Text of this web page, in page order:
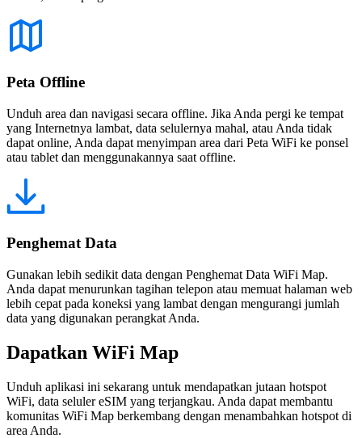
Peta Offline
Unduh area dan navigasi secara offline. Jika Anda pergi ke tempat
yang Internetnya lambat, data selulernya mahal, atau Anda tidak
dapat online, Anda dapat menyimpan area dari Peta WiFi ke ponsel
atau tablet dan menggunakannya saat offline.
Penghemat Data
Gunakan lebih sedikit data dengan Penghemat Data WiFi Map.
Anda dapat menurunkan tagihan telepon atau memuat halaman web
lebih cepat pada koneksi yang lambat dengan mengurangi jumlah
data yang digunakan perangkat Anda.
Dapatkan WiFi Map
Unduh aplikasi ini sekarang untuk mendapatkan jutaan hotspot
WiFi, data seluler eSIM yang terjangkau. Anda dapat membantu
komunitas WiFi Map berkembang dengan menambahkan hotspot di
area Anda.